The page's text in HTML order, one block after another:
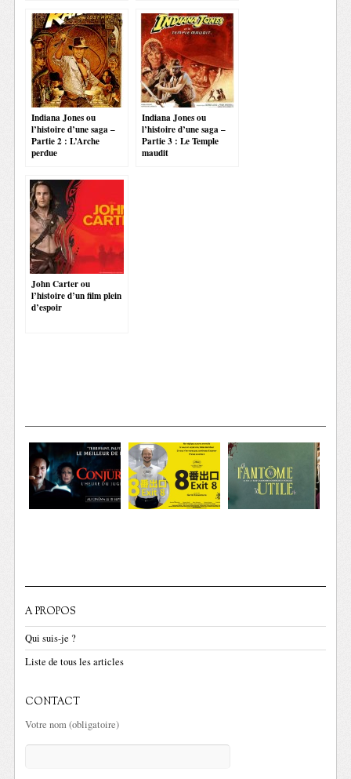
Indiana Jones ou
l’histoire d’une saga –
Partie 2 : L’Arche
perdue
Indiana Jones ou
l’histoire d’une saga –
Partie 3 : Le Temple
maudit
John Carter ou
l’histoire d’un film plein
d’espoir
A PROPOS
Qui suis-je ?
Liste de tous les articles
CONTACT
Votre nom (obligatoire)